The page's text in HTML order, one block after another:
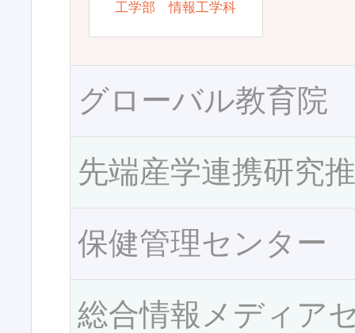
工学部 情報工学科
グローバル教育院
先端産学連携研究
保健管理センター
総合情報メディア